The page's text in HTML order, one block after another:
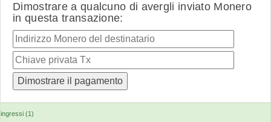
Dimostrare a qualcuno di avergli inviato Monero
in questa transazione:
ingressi (1)